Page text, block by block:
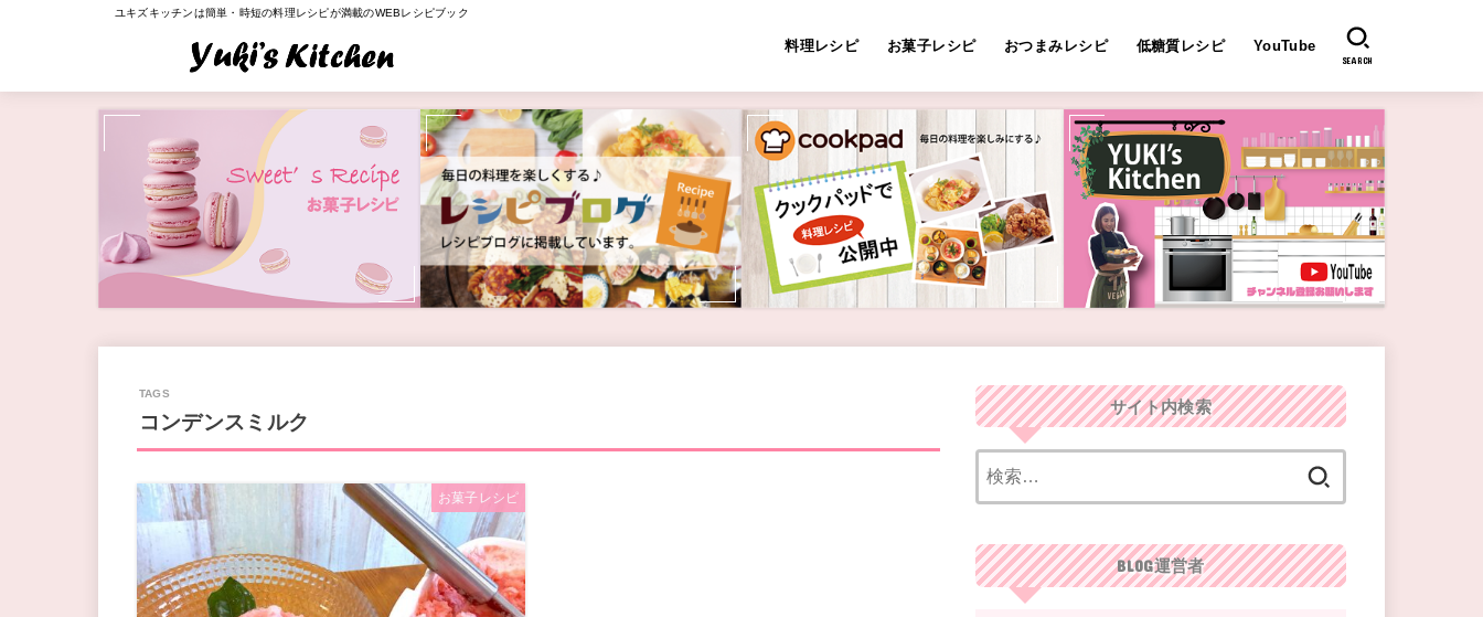
ユキズキッチンは簡単・時短の料理レシピが満載のWEBレシピブック
料理レシピ お菓子レシピ おつまみレシピ 低糖質レシピ YouTube
SEARCH
コンデンスミルク
お菓子レシピ
サイト内検索
BLOG運営者